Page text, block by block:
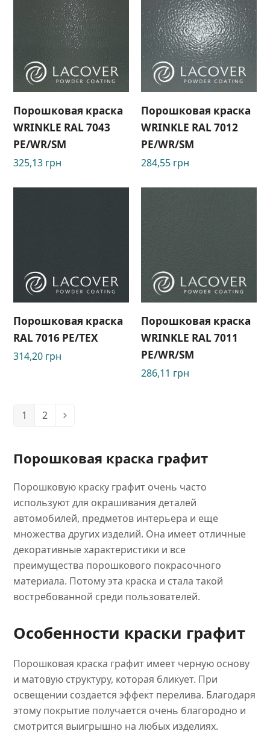
Порошковая краска
WRINKLE RAL 7043
РЕ/WR/SM
325,13 грн
Порошковая краска
WRINKLE RAL 7012
РЕ/WR/SM
284,55 грн
Порошковая краска
RAL 7016 PE/TEX
314,20 грн
Порошковая краска
WRINKLE RAL 7011
РЕ/WR/SM
286,11 грн
1 2
Порошковая краска графит
Порошковую краску графит очень часто
используют для окрашивания деталей
автомобилей, предметов интерьера и еще
множества других изделий. Она имеет отличные
декоративные характеристики и все
преимущества порошкового покрасочного
материала. Потому эта краска и стала такой
востребованной среди пользователей.
Особенности краски графит
Порошковая краска графит имеет черную основу
и матовую структуру, которая бликует. При
освещении создается эффект перелива. Благодаря
этому покрытие получается очень благородно и
смотрится выигрышно на любых изделиях.